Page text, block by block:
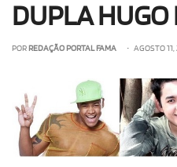
DUPLA HUGO
POR REDAÇÃO PORTAL FAMA • AGOSTO 11,